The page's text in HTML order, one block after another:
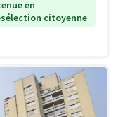
en
citoyenne